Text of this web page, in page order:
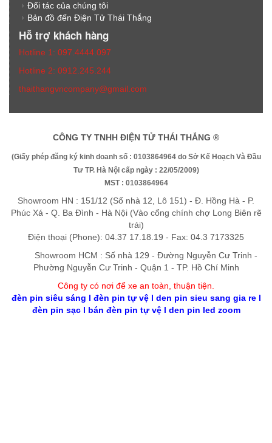
Đối tác của chúng tôi
Bản đồ đến Điện Tử Thái Thắng
Hỗ trợ khách hàng
Hotline 1: 097.4444.097
Hotline 2: 0912.245.244
thaithangvncompany@gmail.com
CÔNG TY TNHH ĐIỆN TỬ THÁI THẮNG ®
(Giấy phép đăng ký kinh doanh số : 0103864964 do Sở Kế Hoạch Và Đầu
Tư TP. Hà Nội cấp ngày : 22/05/2009)
MST : 0103864964
Showroom HN : 151/12 (Số nhà 12, Lô 151) - Đ. Hồng Hà - P.
Phúc Xá - Q. Ba Đình - Hà Nội (Vào cổng chính chợ Long Biên rẽ
trái)
Điện thoại (Phone): 04.37 17.18.19 - Fax: 04.3 7173325
Showroom HCM : Số nhà 129 - Đường Nguyễn Cư Trinh -
Phường Nguyễn Cư Trinh - Quận 1 - TP. Hồ Chí Minh
Công ty có nơi để xe an toàn, thuận tiện
đèn pin siêu sáng l đèn pin tự vệl den pin sieu sang gia rel
đèn pin sạcl bán đèn pin tự vệl den pin led zoom